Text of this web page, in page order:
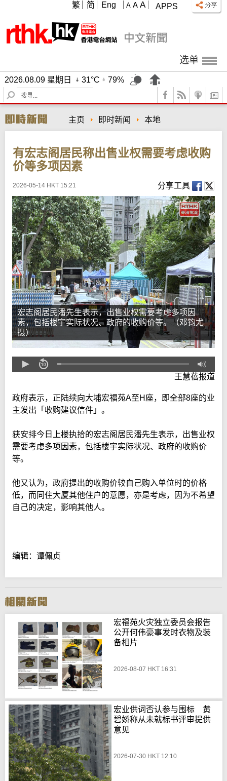
APPS
A A A
繁 简 Eng
选单
2026.08.09 星期日 31°C
79%
S
e
r
c
主页 即时新闻 本地
有宏志阁居民称出售业权需要考虑收购
价等多项因素
2026-05-14 HKT 15:21 分享工具
宏志阁居民潘先生表示，出售业权需要考虑多项因
素，包括楼宇实际状况、政府的收购价等。（邓钧尤
摄）
王慧蓓报道
政府表示，正陆续向大埔宏福苑A至H座，即全部8座的业
主发出「收购建议信件」。
获安排今日上楼执拾的宏志阁居民潘先生表示，出售业权
需要考虑多项因素，包括楼宇实际状况、政府的收购价
等。
他又认为，政府提出的收购价较自己购入单位时的价格
低，而同住大厦其他住户的意愿，亦是考虑，因为不希望
自己的决定，影响其他人。
编辑：谭佩贞
宏福苑火灾独立委员会报告
公开何伟豪事发时衣物及装
备相片
2026-08-07 HKT 16:31
宏业供词否认参与围标 黄
碧娇称从未就标书评审提供
意见
2026-07-30 HKT 12:10